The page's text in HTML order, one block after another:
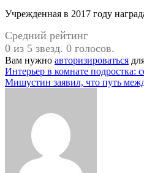
Учрежденная в 2017 году
Средний рейтинг
0 из 5 звезд. 0 голосов.
Вам нужно авторизироваться
Навигация
по
Интерьер в комнате подростка:
Мишустин заявил, что путь